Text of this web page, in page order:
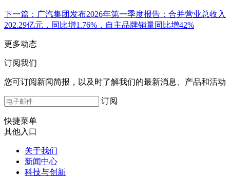
下一篇：广汽集团发布2026年第一季度报告：合并营业总收入
202.29亿元，同比增1.76%，自主品牌销量同比增42%
更多动态
订阅我们
您可订阅新闻简报，以及时了解我们的最新消息、产品和活动
订阅
快捷菜单
其他入口
关于我们
新闻中心
科技与创新